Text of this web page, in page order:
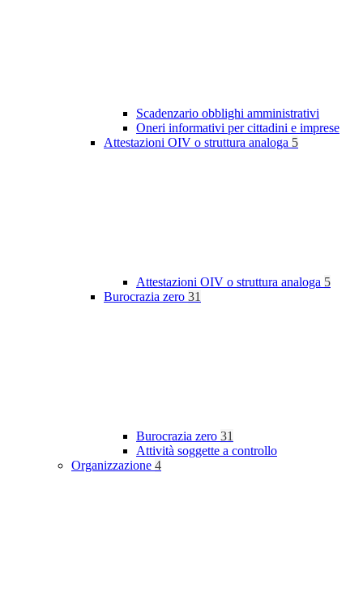
Scadenzario obblighi amministrativi
Oneri informativi per cittadini e imprese
Attestazioni OIV o struttura analoga 5
Attestazioni OIV o struttura analoga 5
Burocrazia zero 31
Burocrazia zero 31
Attività soggette a controllo
Organizzazione 4